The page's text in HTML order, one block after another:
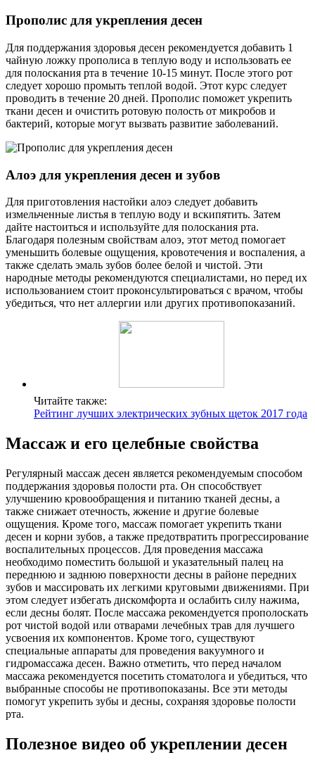
Прополис для укрепления десен
Для поддержания здоровья десен рекомендуется добавить 1
чайную ложку прополиса в теплую воду и использовать ее
для полоскания рта в течение 10-15 минут. После этого рот
следует хорошо промыть теплой водой. Этот курс следует
проводить в течение 20 дней. Прополис поможет укрепить
ткани десен и очистить ротовую полость от микробов и
бактерий, которые могут вызвать развитие заболеваний.
Алоэ для укрепления десен и зубов
Для приготовления настойки алоэ следует добавить
измельченные листья в теплую воду и вскипятить. Затем
дайте настоиться и используйте для полоскания рта.
Благодаря полезным свойствам алоэ, этот метод помогает
уменьшить болевые ощущения, кровотечения и воспаления, а
также сделать эмаль зубов более белой и чистой. Эти
народные методы рекомендуются специалистами, но перед их
использованием стоит проконсультироваться с врачом, чтобы
убедиться, что нет аллергии или других противопоказаний.
Читайте также:
Рейтинг лучших электрических зубных щеток 2017 года
Массаж и его целебные свойства
Регулярный массаж десен является рекомендуемым способом
поддержания здоровья полости рта. Он способствует
улучшению кровообращения и питанию тканей десны, а
также снижает отечность, жжение и другие болевые
ощущения. Кроме того, массаж помогает укрепить ткани
десен и корни зубов, а также предотвратить прогрессирование
воспалительных процессов. Для проведения массажа
необходимо поместить большой и указательный палец на
переднюю и заднюю поверхности десны в районе передних
зубов и массировать их легкими круговыми движениями. При
этом следует избегать дискомфорта и ослабить силу нажима,
если десны болят. После массажа рекомендуется прополоскать
рот чистой водой или отварами лечебных трав для лучшего
усвоения их компонентов. Кроме того, существуют
специальные аппараты для проведения вакуумного и
гидромассажа десен. Важно отметить, что перед началом
массажа рекомендуется посетить стоматолога и убедиться, что
выбранные способы не противопоказаны. Все эти методы
помогут укрепить зубы и десны, сохраняя здоровье полости
рта.
Полезное видео об укреплении десен